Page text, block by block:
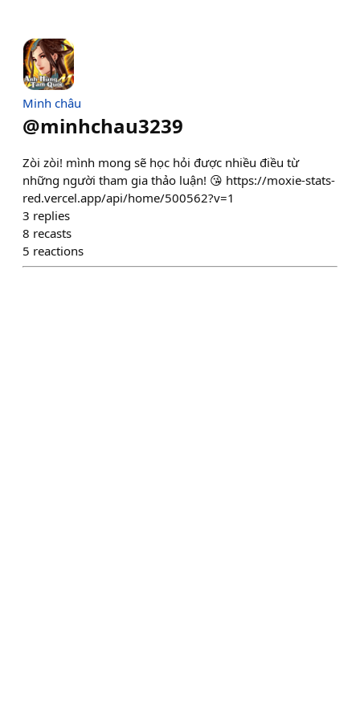
Minh châu
@minhchau3239
Zòi zòi! mình mong sẽ học hỏi được nhiều điều từ
những người tham gia thảo luận! 😘 https://moxie-stats-
red.vercel.app/api/home/500562?v=1
3 replies
8 recasts
5 reactions